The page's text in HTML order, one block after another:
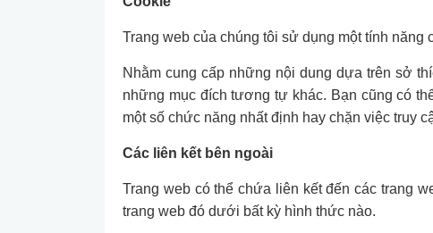
Trang web của chúng tôi sử dụng một tính năng
Nhằm cung cấp những nội dung dựa trên sở
những mục đích tương tự khác. Bạn cũng có
một số chức năng nhất định hay chặn việc truy
Các liên kết bên ngoài
Trang web có thể chứa liên kết đến các trang
trang web đó dưới bất kỳ hình thức nào.